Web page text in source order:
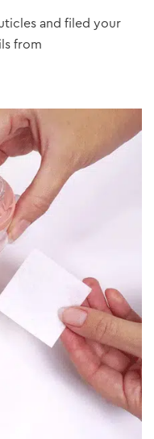
and filed your
from